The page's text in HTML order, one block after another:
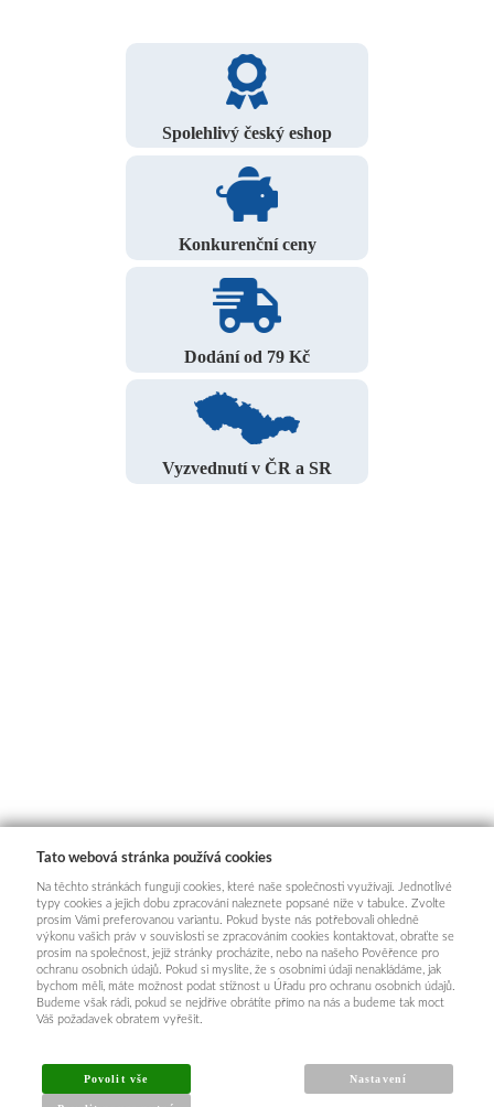
Spolehlivý český eshop
Konkurenční ceny
Dodání od 79 Kč
Vyzvednutí v ČR a SR
Tato webová stránka používá cookies
Na těchto stránkách fungují cookies, které naše společnosti využívají. Jednotlivé
typy cookies a jejich dobu zpracování naleznete popsané níže v tabulce. Zvolte
prosím Vámi preferovanou variantu. Pokud byste nás potřebovali ohledně
výkonu vašich práv v souvislosti se zpracováním cookies kontaktovat, obraťte se
prosím na společnost, jejíž stránky procházíte, nebo na našeho Pověřence pro
ochranu osobních údajů. Pokud si myslíte, že s osobními údaji nenakládáme, jak
bychom měli, máte možnost podat stížnost u Úřadu pro ochranu osobních údajů.
Budeme však rádi, pokud se nejdříve obrátíte přímo na nás a budeme tak moct
Váš požadavek obratem vyřešit.
Povolit vše Nastavení